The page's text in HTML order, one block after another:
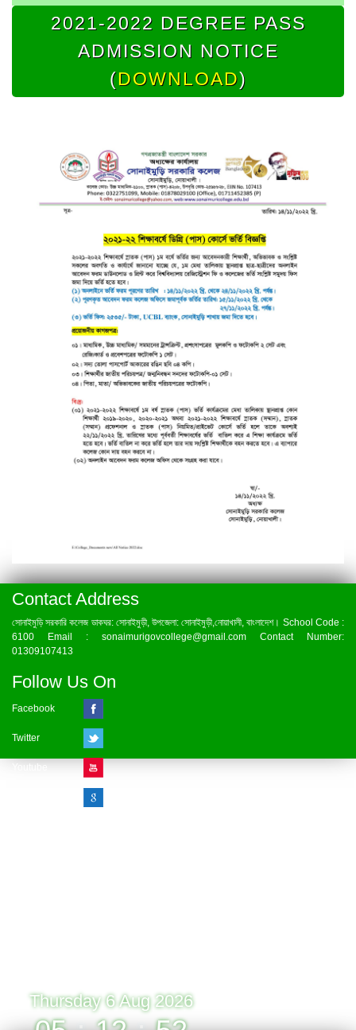
2021-2022 DEGREE PASS
ADMISSION NOTICE
(DOWNLOAD)
Contact Address
সোনাইমুড়ি সরকারি কলেজ ডাকঘর: সোনাইমুড়ী, উপজেলা: সোনাইমুড়ী,নোয়াখালী, বাংলাদেশ। School Code :
6100 Email : sonaimurigovcollege@gmail.com Contact Number:
01309107413
Follow Us On
Facebook
Twitter
Thursday 6 Aug 2026